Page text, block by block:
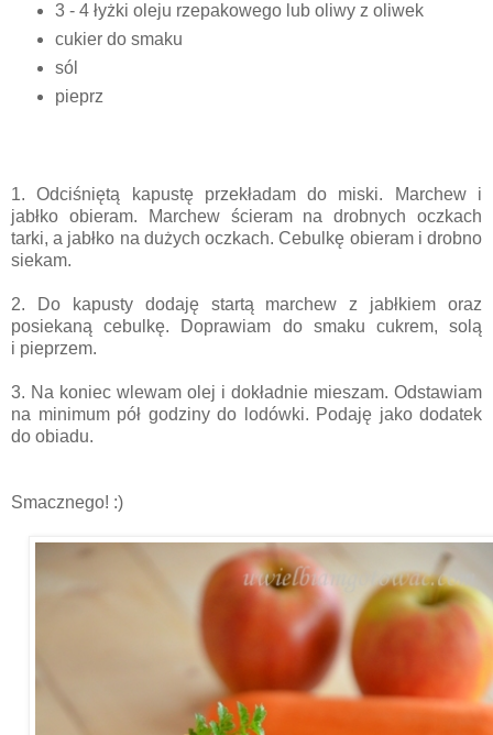
3 - 4 łyżki oleju rzepakowego lub oliwy z oliwek
cukier do smaku
sól
pieprz
1. Odciśniętą kapustę przekładam do miski. Marchew i
jabłko obieram. Marchew ścieram na drobnych oczkach
tarki, a jabłko na dużych oczkach. Cebulkę obieram i drobno
siekam.
2. Do kapusty dodaję startą marchew z jabłkiem oraz
posiekaną cebulkę. Doprawiam do smaku cukrem, solą
i pieprzem.
3. Na koniec wlewam olej i dokładnie mieszam. Odstawiam
na minimum pół godziny do lodówki. Podaję jako dodatek
do obiadu.
Smacznego! :)